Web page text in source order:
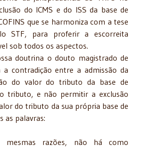
do ICMS e do ISS da base de
que se harmoniza com a tese
STF, para proferir a escorreita
sob todos os aspectos.
doutrina o douto magistrado de
a contradição entre a admissão da
do valor do tributo da base de
tributo, e não permitir a exclusão
do tributo da sua própria base de
as palavras:
mesmas razões, não há como